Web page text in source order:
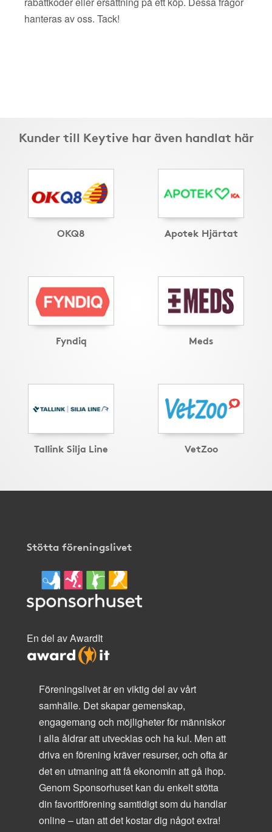
hanteras av oss. Tack!
Kunder till Keytive har även handlat här
OKQ8 Apotek Hjärtat
Fyndiq Meds
Tallink Silja Line VetZoo
Stötta föreningslivet
En del av AwardIt
Föreningslivet är en viktig del av vårt
samhälle. Det skapar gemenskap,
engagemang och möjligheter för människor
i alla åldrar att utvecklas och ha kul. Men att
driva en förening kräver resurser, och ofta är
det en utmaning att få ekonomin att gå ihop.
Genom Sponsorhuset kan du enkelt stötta
din favoritförening samtidigt som du handlar
online – utan att det kostar dig något extra!